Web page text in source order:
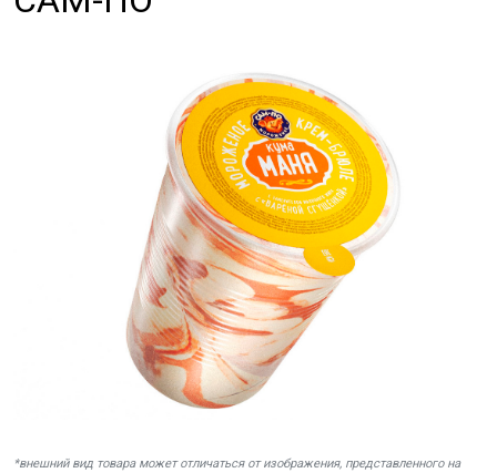
*внешний вид товара может отличаться от изображения, представленного на